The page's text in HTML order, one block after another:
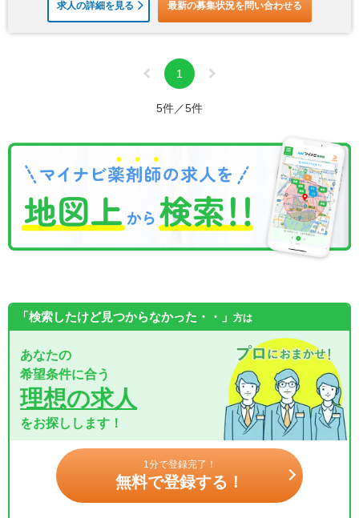
求人の詳細を見る 最新の募集状況を問い合わせる
1
5件／5件
「検索したけど見つからなかった・・」 方は
あなたの
希望条件に合う
理想の求人
をお探しします！
1分で登録完了！
無料で登録する！